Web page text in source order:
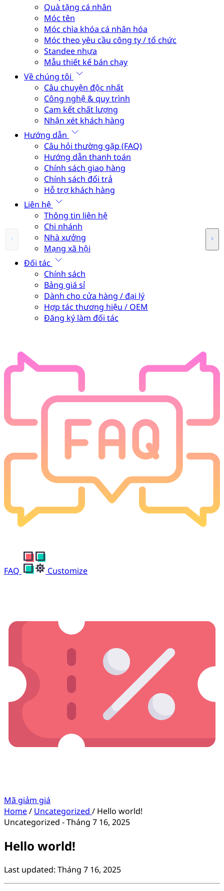
Quà tặng cá nhân
Móc tên
Móc chìa khóa cá nhân hóa
Móc theo yêu cầu công ty / tổ chức
Standee nhựa
Mẫu thiết kế bán chạy
Về chúng tôi
Câu chuyện độc nhất
Công nghệ & quy trình
Cam kết chất lượng
Nhận xét khách hàng
Hướng dẫn
Câu hỏi thường gặp (FAQ)
Hướng dẫn thanh toán
Chính sách giao hàng
Chính sách đổi trả
Hỗ trợ khách hàng
Liên hệ
Thông tin liên hệ
Chi nhánh
Nhà xưởng
Mạng xã hội
Đối tác
Chính sách
Bảng giá sỉ
Dành cho cửa hàng / đại lý
Hợp tác thương hiệu / OEM
Đăng ký làm đối tác
FAQ Customize
Mã giảm giá
Home/ Uncategorized / Hello world!
Uncategorized -Tháng 7 16, 2025
Hello world!
Last updated: Tháng 7 16, 2025